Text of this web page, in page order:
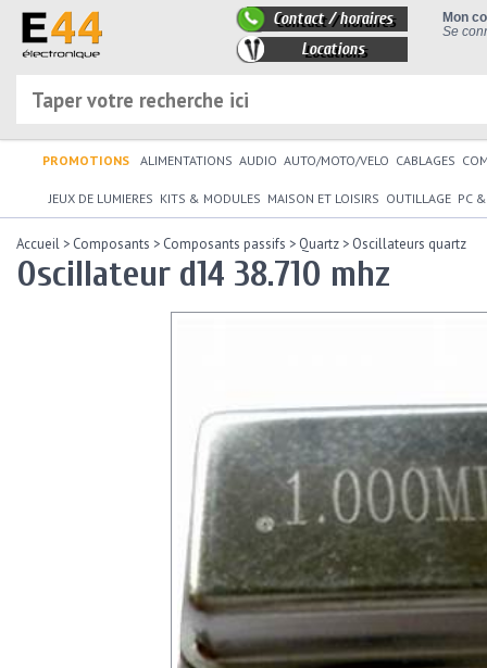
Mon
Se
Contact / horaires
Locations
PROMOTIONS ALIMENTATIONS AUDIO AUTO/MOTO/VELO CABLAGES
JEUX DE LUMIERES KITS & MODULES MAISON ET LOISIRS OUTILLAGE PC
Accueil > Composants > Composants passifs > Quartz > Oscillateurs quartz
Oscillateur d14 38.710 mhz